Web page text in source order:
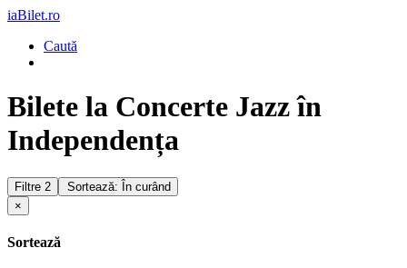
iaBilet.ro
Caută
Bilete la Concerte Jazz în
Independența
Filtre 2
Sortează: În curând
×
Sortează